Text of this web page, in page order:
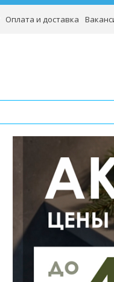
Оплата и доставка